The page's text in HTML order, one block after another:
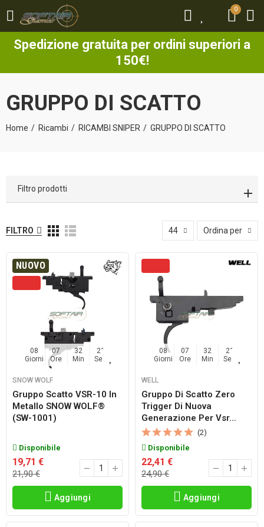
0
Spedizione gratuita per ordini superiori a
150€!
0
GRUPPO DI SCATTO
Home Ricambi RICAMBI SNIPER GRUPPO DI SCATTO
Filtro prodotti
FILTRO 44 Ordina per
NUOVO
08
Giorni
07
Ore
32
Min
20
Sec
SNOW WOLF
Gruppo Scatto VSR-10 In
Metallo SNOW WOLF®
(SW-1001)
Disponibile
19,71 €
21,90 €
Aggiungi
08
Giorni
07
Ore
32
Min
20
Sec
WELL
Gruppo Di Scatto Zero
Trigger Di Nuova
Generazione Per Vsr...
(2)
Disponibile
22,41 €
24,90 €
Aggiungi